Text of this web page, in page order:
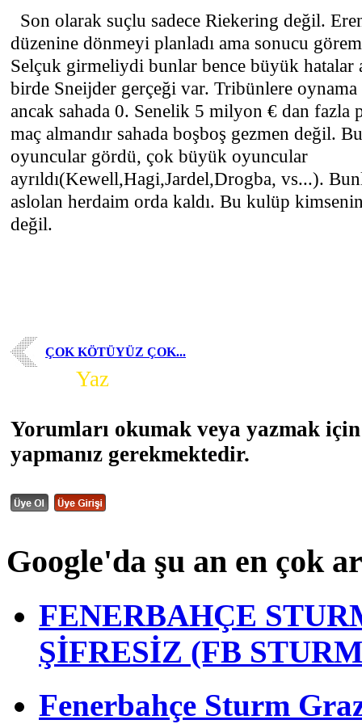
Son olarak suçlu sadece Riekering değil.
düzenine dönmeyi planladı ama sonucu
Selçuk girmeliydi bunlar bence büyük hatalar
birde Sneijder gerçeği var. Tribünlere
ancak sahada 0. Senelik 5 milyon € dan fazla
maç almandır sahada boşboş gezmen değil.
oyuncular gördü, çok büyük oyuncular
ayrıldı(Kewell,Hagi,Jardel,Drogba, vs...).
aslolan herdaim orda kaldı. Bu kulüp
değil.
ÇOK KÖTÜYÜZ ÇOK...
Yaz
Yorumları okumak veya yazmak
yapmanız gerekmektedir.
Google'da şu an en çok
FENERBAHÇE
ŞİFRESİZ (FB
Fenerbahçe Sturm